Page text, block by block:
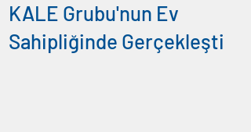
KALE Grubu'nun Ev
Sahipliğinde Gerçekleşti